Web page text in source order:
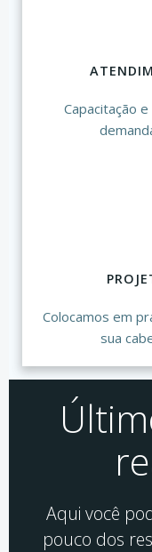
Capacitação
Colocamos em
sua
Aqui você
pouco dos